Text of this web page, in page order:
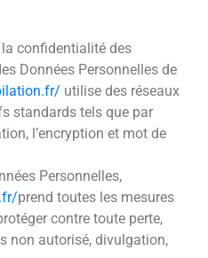
confidentialité des
Données Personnelles de
utilise des réseaux
standards tels que par
l’encryption et mot de
Personnelles,
prend toutes les mesures
contre toute perte,
non autorisé, divulgation,